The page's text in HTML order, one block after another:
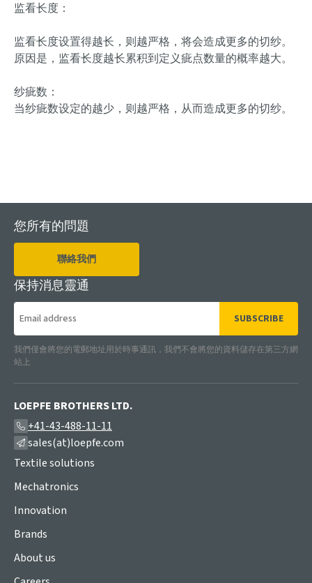
监看长度：
监看长度设置得越长，则越严格，将会造成更多的切纱。
原因是，监看长度越长累积到定义疵点数量的概率越大。
纱疵数：
当纱疵数设定的越少，则越严格，从而造成更多的切纱。
您所有的問題
聯絡我們
保持消息靈通
SUBSCRIBE
我們僅會將您的電郵地址用於時事通訊，我們不會將您的資料儲存在第三方網
站上
LOEPFE BROTHERS LTD.
+41-43-488-11-11
sales(at)loepfe.com
Textile solutions
Mechatronics
Innovation
Brands
About us